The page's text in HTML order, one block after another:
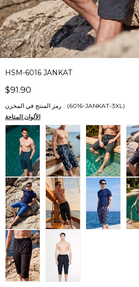
HSM-6016 JANKAT
$91.90
رمز المنتج في المخزن
(6016-JANKAT-3XL)
الألوان المتاحة